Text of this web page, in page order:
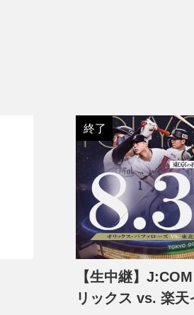
終了
【生中継】
リックス vs. 楽天